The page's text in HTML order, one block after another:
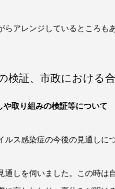
らアレンジしているところも
検証、市政における
取り組みの検証等について
ルス感染症の今後の見通しに
しを伺いました。この時は